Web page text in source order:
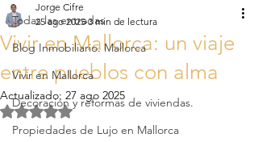
Todas las entradas
Blog Inmobiliario. Mallorca
Vivir en Mallorca
Decoración y reformas de viviendas.
Propiedades de Lujo en Mallorca
Vivir en Mallorca: un viaje
entre pueblos con alma
Jorge Cifre
25 ago 2025 3 min de lectura
Actualizado: 27 ago 2025
Obtuvo NaN de 5 estrellas.